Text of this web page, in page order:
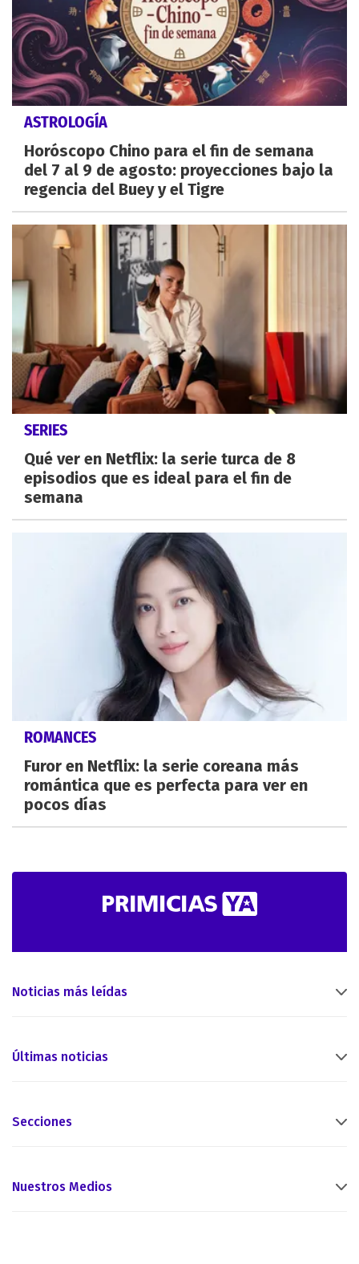
ASTROLOGÍA
Horóscopo Chino para el fin de semana
del 7 al 9 de agosto: proyecciones bajo la
regencia del Buey y el Tigre
SERIES
Qué ver en Netflix: la serie turca de 8
episodios que es ideal para el fin de
semana
ROMANCES
Furor en Netflix: la serie coreana más
romántica que es perfecta para ver en
pocos días
Noticias más leídas
Últimas noticias
Secciones
Nuestros Medios